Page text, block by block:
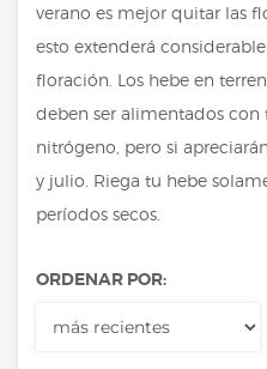
verano es mejor quitar las
esto extenderá
floración. Los hebe en
deben ser alimentados con
nitrógeno, pero si
y julio. Riega tu hebe
períodos secos.
ORDENAR POR: